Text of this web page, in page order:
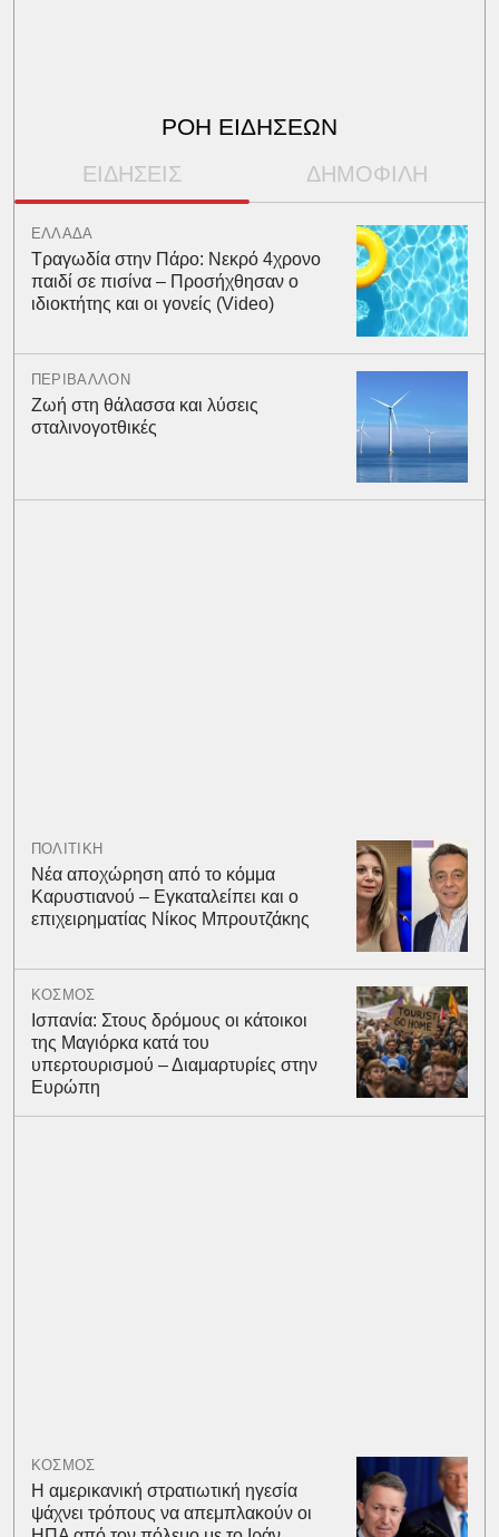
ΡΟΗ ΕΙΔΗΣΕΩΝ
ΕΙΔΗΣΕΙΣ ΔΗΜΟΦΙΛΗ
ΕΛΛΑΔΑ
Τραγωδία στην Πάρο: Νεκρό 4χρονο
παιδί σε πισίνα – Προσήχθησαν ο
ιδιοκτήτης και οι γονείς (Video)
ΠΕΡΙΒΑΛΛΟΝ
Ζωή στη θάλασσα και λύσεις
σταλινογοτθικές
ΠΟΛΙΤΙΚΗ
Νέα αποχώρηση από το κόμμα
Καρυστιανού – Εγκαταλείπει και ο
επιχειρηματίας Νίκος Μπρουτζάκης
ΚΟΣΜΟΣ
Ισπανία: Στους δρόμους οι κάτοικοι
της Μαγιόρκα κατά του
υπερτουρισμού – Διαμαρτυρίες στην
Ευρώπη
ΚΟΣΜΟΣ
Η αμερικανική στρατιωτική ηγεσία
ψάχνει τρόπους να απεμπλακούν οι